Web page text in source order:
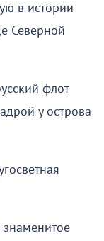
в истории
Северной
флот
у острова